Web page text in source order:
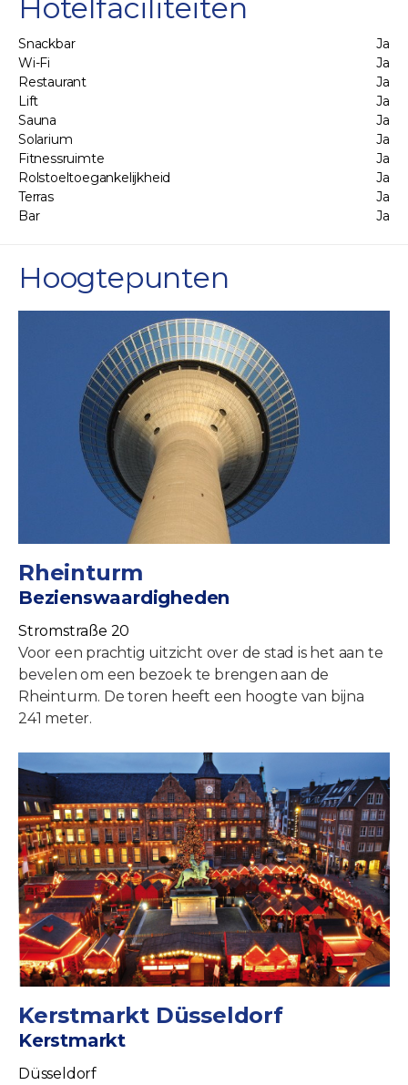
Hotelfaciliteiten
Snackbar
Ja
Wi-Fi
Ja
Restaurant
Ja
Lift
Ja
Sauna
Ja
Solarium
Ja
Fitnessruimte
Ja
Rolstoeltoegankelijkheid
Ja
Terras
Ja
Bar
Ja
Hoogtepunten
Rheinturm
Bezienswaardigheden
Stromstraße 20
Voor een prachtig uitzicht over de stad is het aan te
bevelen om een bezoek te brengen aan de
Rheinturm. De toren heeft een hoogte van bijna
241 meter.
Kerstmarkt Düsseldorf
Kerstmarkt
Düsseldorf